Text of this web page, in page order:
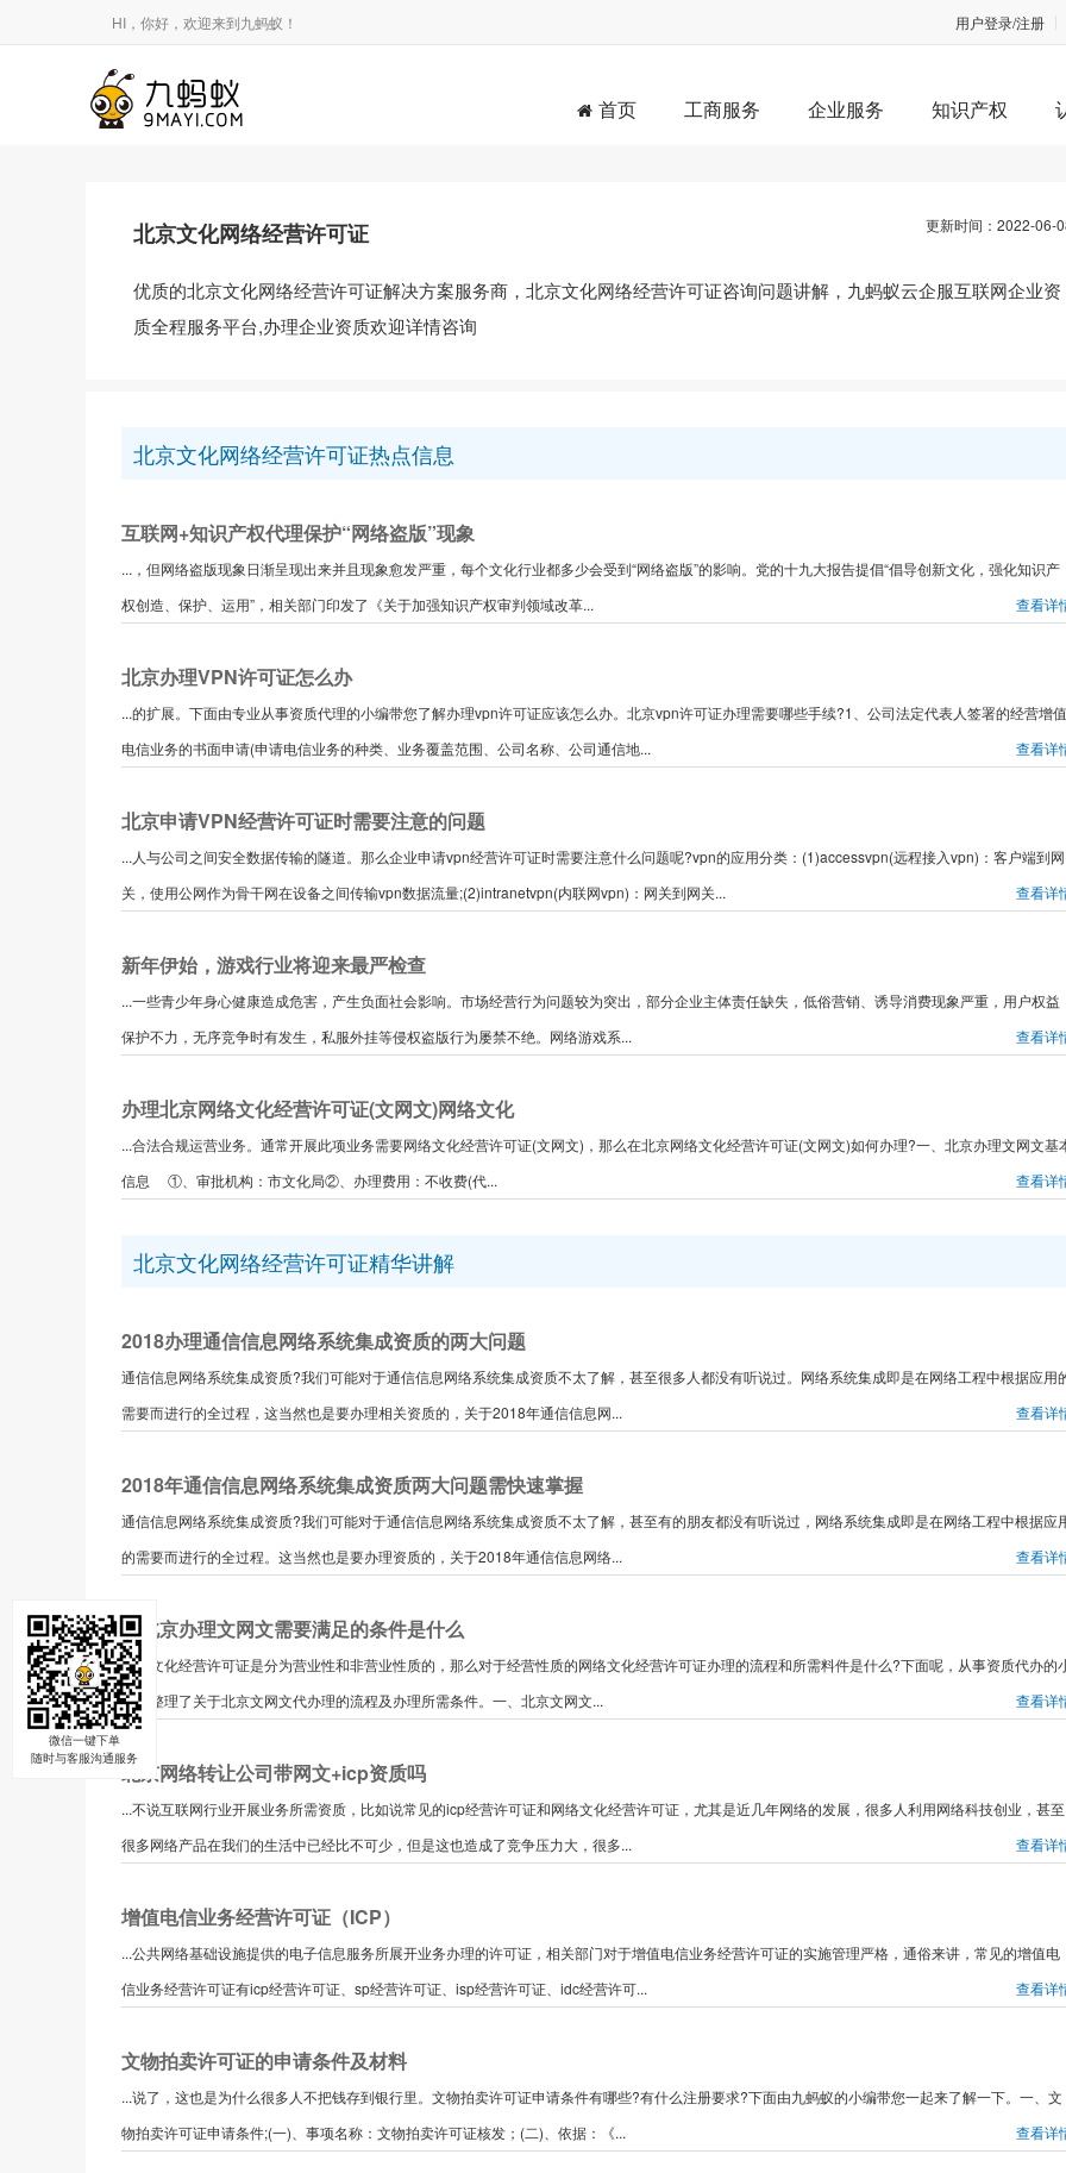
HI，你好，欢迎来到九蚂蚁！ 用户登录/注册
首页 工商服务 企业服务 知识产权
北京文化网络经营许可证 更新时间：2022-06-
优质的北京文化网络经营许可证解决方案服务商，北京文化网络经营许可证咨询问题讲解，九蚂蚁云企服互联网企业资
质全程服务平台,办理企业资质欢迎详情咨询
北京文化网络经营许可证热点信息
互联网+知识产权代理保护“网络盗版”现象
...，但网络盗版现象日渐呈现出来并且现象愈发严重，每个文化行业都多少会受到“网络盗版”的影响。党的十九大报告提倡“倡导创新文化，强化知识产
权创造、保护、运用”，相关部门印发了《关于加强知识产权审判领域改革...
查看详
北京办理VPN许可证怎么办
...的扩展。下面由专业从事资质代理的小编带您了解办理vpn许可证应该怎么办。北京vpn许可证办理需要哪些手续?1、公司法定代表人签署的经营增值
电信业务的书面申请(申请电信业务的种类、业务覆盖范围、公司名称、公司通信地...
查看详
北京申请VPN经营许可证时需要注意的问题
...人与公司之间安全数据传输的隧道。那么企业申请vpn经营许可证时需要注意什么问题呢?vpn的应用分类：(1)accessvpn(远程接入vpn)：客户端到网
关，使用公网作为骨干网在设备之间传输vpn数据流量;(2)intranetvpn(内联网vpn)：网关到网关...
查看详
新年伊始，游戏行业将迎来最严检查
...一些青少年身心健康造成危害，产生负面社会影响。市场经营行为问题较为突出，部分企业主体责任缺失，低俗营销、诱导消费现象严重，用户权益
保护不力，无序竞争时有发生，私服外挂等侵权盗版行为屡禁不绝。网络游戏系...
查看详
办理北京网络文化经营许可证(文网文)网络文化
...合法合规运营业务。通常开展此项业务需要网络文化经营许可证(文网文)，那么在北京网络文化经营许可证(文网文)如何办理?一、北京办理文网文基
信息 ①、审批机构：市文化局②、办理费用：不收费(代...
查看详
北京文化网络经营许可证精华讲解
2018办理通信信息网络系统集成资质的两大问题
通信信息网络系统集成资质?我们可能对于通信信息网络系统集成资质不太了解，甚至很多人都没有听说过。网络系统集成即是在网络工程中根据应用
需要而进行的全过程，这当然也是要办理相关资质的，关于2018年通信信息网...
查看详
2018年通信信息网络系统集成资质两大问题需快速掌握
通信信息网络系统集成资质?我们可能对于通信信息网络系统集成资质不太了解，甚至有的朋友都没有听说过，网络系统集成即是在网络工程中根据应
的需要而进行的全过程。这当然也是要办理资质的，关于2018年通信信息网络...
查看详
在北京办理文网文需要满足的条件是什么
网络文化经营许可证是分为营业性和非营业性质的，那么对于经营性质的网络文化经营许可证办理的流程和所需料件是什么?下面呢，从事资质代办的
编就整理了关于北京文网文代办理的流程及办理所需条件。一、北京文网文...
查看详
北京网络转让公司带网文+icp资质吗
...不说互联网行业开展业务所需资质，比如说常见的icp经营许可证和网络文化经营许可证，尤其是近几年网络的发展，很多人利用网络科技创业，甚至
很多网络产品在我们的生活中已经比不可少，但是这也造成了竞争压力大，很多...
查看详
增值电信业务经营许可证（ICP）
...公共网络基础设施提供的电子信息服务所展开业务办理的许可证，相关部门对于增值电信业务经营许可证的实施管理严格，通俗来讲，常见的增值电
信业务经营许可证有icp经营许可证、sp经营许可证、isp经营许可证、idc经营许可...
查看详
文物拍卖许可证的申请条件及材料
...说了，这也是为什么很多人不把钱存到银行里。文物拍卖许可证申请条件有哪些?有什么注册要求?下面由九蚂蚁的小编带您一起来了解一下。一、文
物拍卖许可证申请条件;(一)、事项名称：文物拍卖许可证核发；(二)、依据：《...
查看详
微信一键下单
随时与客服沟通服务